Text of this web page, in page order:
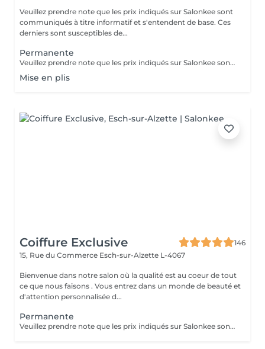
Veuillez prendre note que les prix indiqués sur Salonkee sont
communiqués à titre informatif et s'entendent de base. Ces
derniers sont susceptibles de...
Permanente
Veuillez prendre note que les prix indiqués sur Salonkee sont communiqués à titre informatif et s'entendent de base. Ces derniers sont susceptibles de varier selon le diagnostic réalisé à votre arrivée au salon et l'expertise du professionnel à qui vous confiez votre beauté. Dans tous les cas, un devis précis vous sera proposé et toutes réalisations de prestations seront effectuées avec votre accord. Un grand merci d'avance pour votre compréhension. Au plaisir de vous revoir très vite.
Mise en plis
Coiffure Exclusive
146
15, Rue du Commerce Esch-sur-Alzette L-4067
Bienvenue dans notre salon où la qualité est au coeur de tout
ce que nous faisons . Vous entrez dans un monde de beauté et
d'attention personnalisée d...
Permanente
Veuillez prendre note que les prix indiqués sur Salonkee sont communiqués à titre informatif et s'entendent de base. Ces derniers sont susceptibles de varier selon le diagnostic réalisé à votre arrivée au salon et l'expertise du professionnel à qui vous confiez votre beauté. Un grand merci d'avance pour votre compréhension. Au plaisir de vous recevoir très vite.